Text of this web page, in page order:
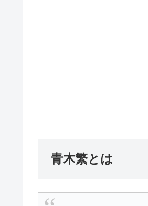
青木繁とは